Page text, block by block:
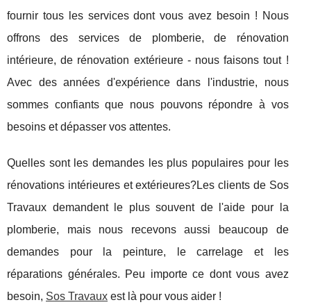
fournir tous les services dont vous avez besoin ! Nous
offrons des services de plomberie, de rénovation
intérieure, de rénovation extérieure - nous faisons tout !
Avec des années d'expérience dans l'industrie, nous
sommes confiants que nous pouvons répondre à vos
besoins et dépasser vos attentes.
Quelles sont les demandes les plus populaires pour les
rénovations intérieures et extérieures?Les clients de Sos
Travaux demandent le plus souvent de l'aide pour la
plomberie, mais nous recevons aussi beaucoup de
demandes pour la peinture, le carrelage et les
réparations générales. Peu importe ce dont vous avez
besoin, Sos Travaux est là pour vous aider !